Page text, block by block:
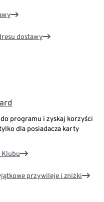
dostawy
do programu i zyskaj korzyści
dla posiadacza karty
Klubu
przywileje i zniżki